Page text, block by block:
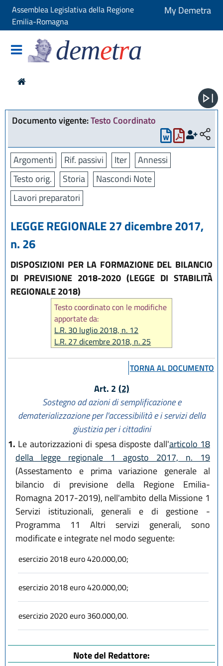
Assemblea Legislativa della Regione
Emilia-Romagna
My Demetra
demetra
Documento vigente:Testo Coordinato
Argomenti Rif. passivi Iter
Annessi
Testo orig.
Storia
Nascondi Note
Lavori preparatori
LEGGE REGIONALE 27 dicembre 2017,
n. 26
DISPOSIZIONI PER LA FORMAZIONE DEL BILANCIO
DI PREVISIONE 2018-2020 (LEGGE DI STABILITÀ
REGIONALE 2018)
Testo coordinato con le modifiche
apportate da:
L.R. 30 luglio 2018, n. 12
L.R. 27 dicembre 2018, n. 25
TORNA AL DOCUMENTO
Art. 2 (2)
Sostegno ad azioni di semplificazione e
dematerializzazione per l'accessibilità e i servizi della
giustizia per i cittadini
1. Le autorizzazioni di spesa disposte dall'articolo 18
della legge regionale 1 agosto 2017, n. 19
(Assestamento e prima variazione generale al
bilancio di previsione della Regione Emilia-
Romagna 2017-2019), nell'ambito della Missione 1
Servizi istituzionali, generali e di gestione -
Programma 11 Altri servizi generali, sono
modificate e integrate nel modo seguente:
esercizio 2018 euro 420.000,00;
esercizio 2018 euro 420.000,00;
esercizio 2020 euro 360.000,00.
Note del Redattore: